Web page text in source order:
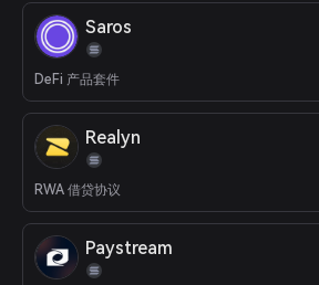
Saros
DeFi 产品套件
Realyn
RWA 借贷协议
Paystream